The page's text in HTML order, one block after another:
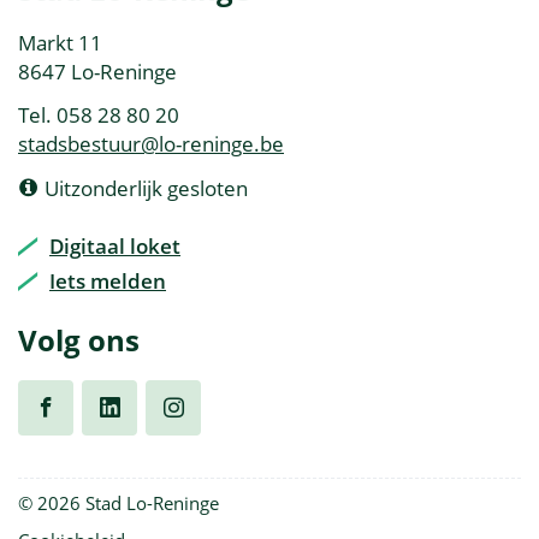
&
openingsuren
Adres
Markt 11
,8647 Lo-Reninge
Tel. 058 28 80 20
E-
mail
stadsbestuur@lo-reninge.be
Openingsuren
Vandaag
Uitzonderlijk gesloten
Digitaal loket
Iets melden
Volg ons
ons
ons
ons
© 2026 Stad Lo-Reninge